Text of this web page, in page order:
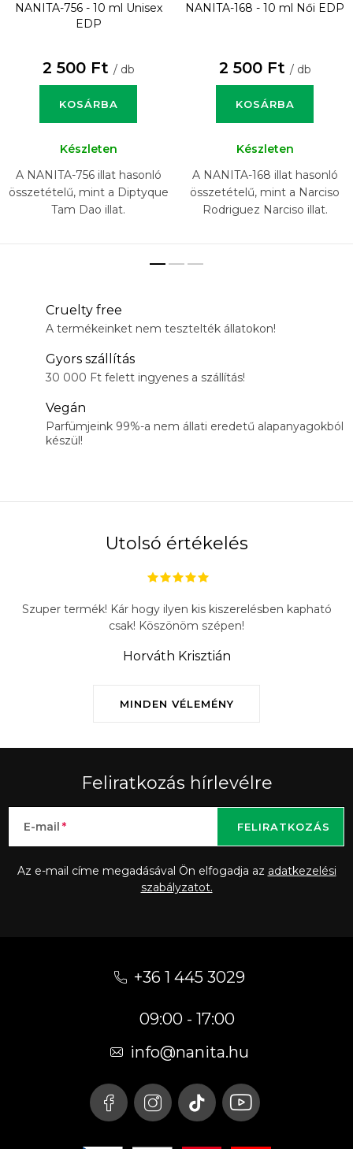
NANITA-756 - 10 ml Unisex
EDP
2 500 Ft / db
KOSÁRBA
Készleten
A NANITA-756 illat hasonló
összetételű, mint a Diptyque
Tam Dao illat.
NANITA-168 - 10 ml Női EDP
2 500 Ft / db
KOSÁRBA
Készleten
A NANITA-168 illat hasonló
összetételű, mint a Narciso
Rodriguez Narciso illat.
Cruelty free
A termékeinket nem tesztelték állatokon!
Gyors szállítás
30 000 Ft felett ingyenes a szállítás!
Vegán
Parfümjeink 99%-a nem állati eredetű alapanyagokból
készül!
Utolsó értékelés
MINDEN VÉLEMÉNY
Szuper termék! Kár hogy ilyen kis kiszerelésben kapható
csak! Köszönöm szépen!
Horváth Krisztián
Feliratkozás hírlevélre
E-mail
Az e-mail címe megadásával Ön elfogadja az adatkezelési
szabályzatot.
FELIRATKOZÁS
+36 1 445 3029
09:00 - 17:00
info@nanita.hu